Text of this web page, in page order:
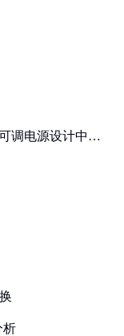
调电源设计中的
析